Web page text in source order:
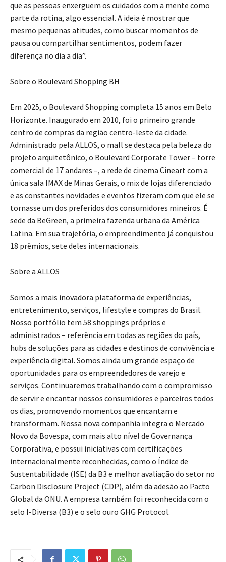
que as pessoas enxerguem os cuidados com a mente como
parte da rotina, algo essencial. A ideia é mostrar que
mesmo pequenas atitudes, como buscar momentos de
pausa ou compartilhar sentimentos, podem fazer
diferença no dia a dia”.
Sobre o Boulevard Shopping BH
Em 2025, o Boulevard Shopping completa 15 anos em Belo
Horizonte. Inaugurado em 2010, foi o primeiro grande
centro de compras da região centro-leste da cidade.
Administrado pela ALLOS, o mall se destaca pela beleza do
projeto arquitetônico, o Boulevard Corporate Tower – torre
comercial de 17 andares –, a rede de cinema Cineart com a
única sala IMAX de Minas Gerais, o mix de lojas diferenciado
e as constantes novidades e eventos fizeram com que ele se
tornasse um dos preferidos dos consumidores mineiros. É
sede da BeGreen, a primeira fazenda urbana da América
Latina. Em sua trajetória, o empreendimento já conquistou
18 prêmios, sete deles internacionais.
Sobre a ALLOS
Somos a mais inovadora plataforma de experiências,
entretenimento, serviços, lifestyle e compras do Brasil.
Nosso portfólio tem 58 shoppings próprios e
administrados – referência em todas as regiões do país,
hubs de soluções para as cidades e destinos de convivência e
experiência digital. Somos ainda um grande espaço de
oportunidades para os empreendedores de varejo e
serviços. Continuaremos trabalhando com o compromisso
de servir e encantar nossos consumidores e parceiros todos
os dias, promovendo momentos que encantam e
transformam. Nossa nova companhia integra o Mercado
Novo da Bovespa, com mais alto nível de Governança
Corporativa, e possui iniciativas com certificações
internacionalmente reconhecidas, como o Índice de
Sustentabilidade (ISE) da B3 e melhor avaliação do setor no
Carbon Disclosure Project (CDP), além da adesão ao Pacto
Global da ONU. A empresa também foi reconhecida com o
selo I-Diversa (B3) e o selo ouro GHG Protocol.